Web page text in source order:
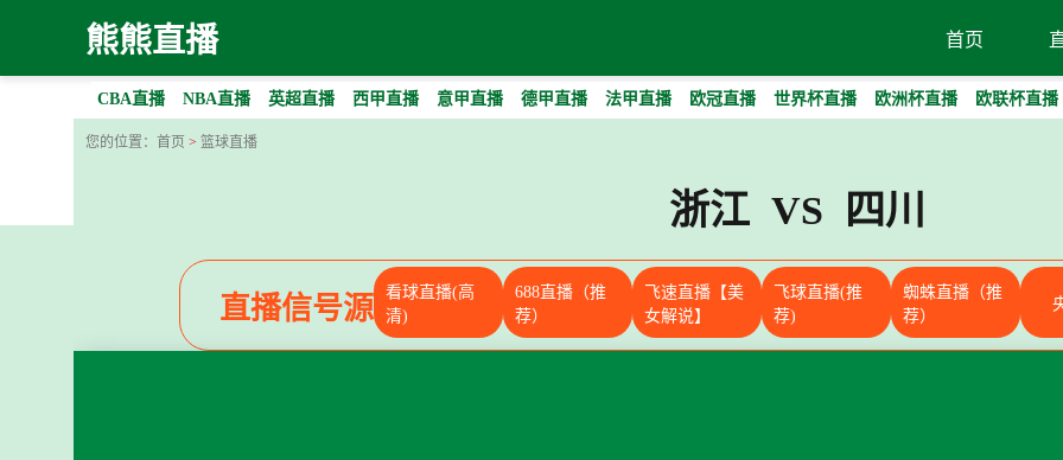
熊熊直播 首页
CBA直播 NBA直播 英超直播 西甲直播 意甲直播 德甲直播 法甲直播 欧冠直播 世界杯直播 欧洲杯直播 欧联杯直播
您的位置： 首页 > 篮球直播
浙江 VS 四川
直播信号源
看球直播(高
清)
688直播（推
荐）
飞速直播【美
女解说】
飞球直播(推
荐)
蜘蛛直播（推
荐）